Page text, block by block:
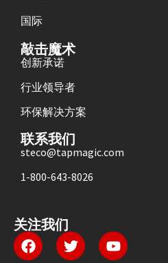
国际
敲击魔术
创新承诺
行业领导者
环保解决方案
联系我们
steco@tapmagic.com
1-800-643-8026
关注我们